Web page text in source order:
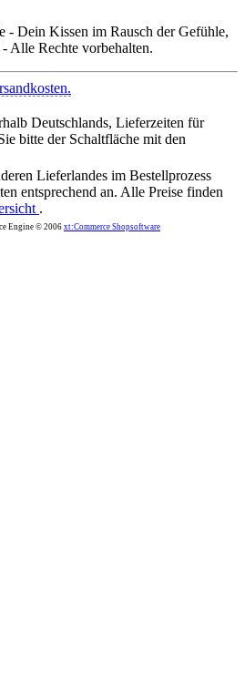
- Dein Kissen im Rausch der Gefühle,
Alle Rechte vorbehalten.
Deutschlands, Lieferzeiten für
bitte der Schaltfläche mit den
Lieferlandes im Bestellprozess
entsprechend an. Alle Preise finden
.
Engine © 2006 xt:Commerce Shopsoftware